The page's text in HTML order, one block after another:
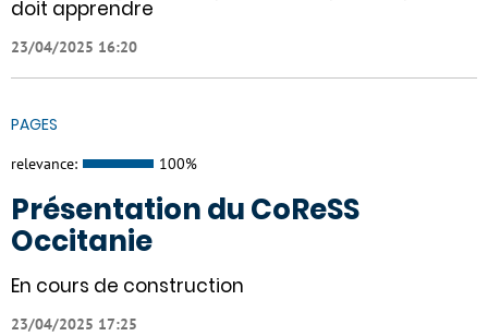
doit apprendre
23/04/2025 16:20
PAGES
relevance: 100%
Présentation du CoReSS
Occitanie
En cours de construction
23/04/2025 17:25